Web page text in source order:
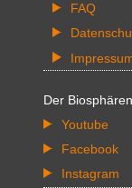
FAQ
Der
Youtube
Facebook
Instagram